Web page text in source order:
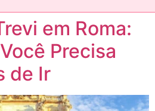
em Roma:
Precisa
de Ir